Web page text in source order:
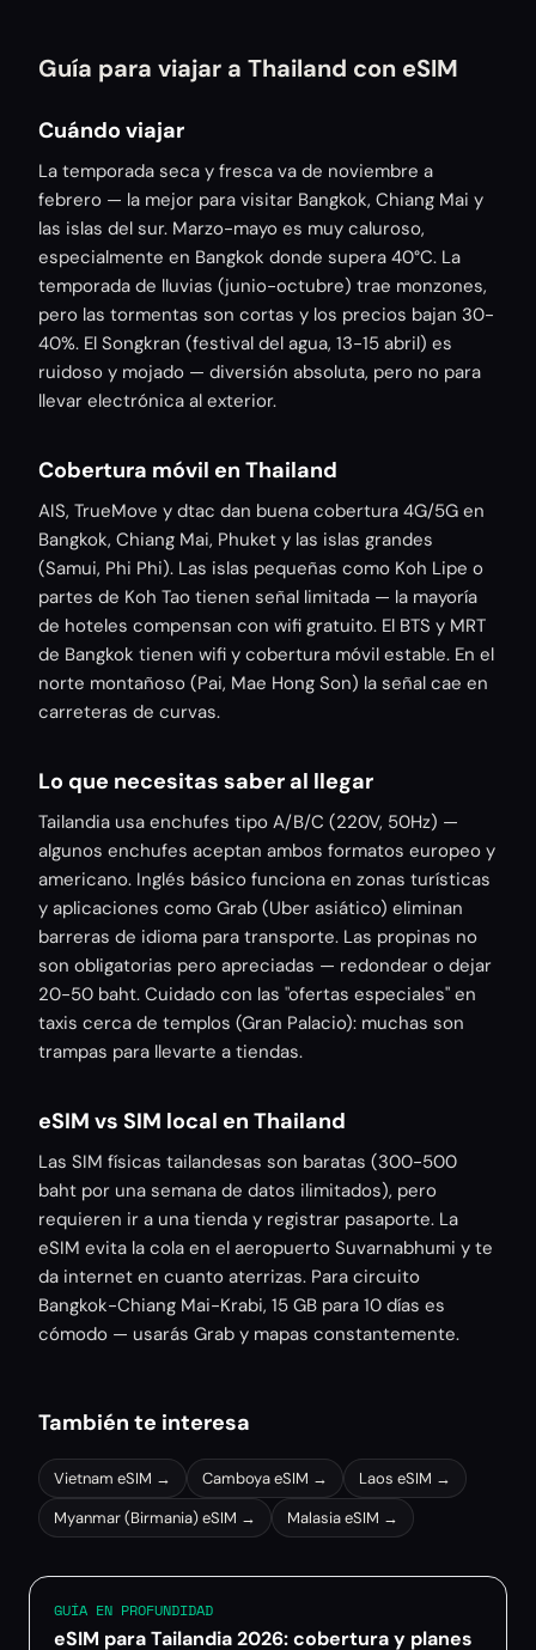
Guía para viajar a Thailand con eSIM
Cuándo viajar
La temporada seca y fresca va de noviembre a
febrero — la mejor para visitar Bangkok, Chiang Mai y
las islas del sur. Marzo-mayo es muy caluroso,
especialmente en Bangkok donde supera 40°C. La
temporada de lluvias (junio-octubre) trae monzones,
pero las tormentas son cortas y los precios bajan 30-
40%. El Songkran (festival del agua, 13-15 abril) es
ruidoso y mojado — diversión absoluta, pero no para
llevar electrónica al exterior.
Cobertura móvil en Thailand
AIS, TrueMove y dtac dan buena cobertura 4G/5G en
Bangkok, Chiang Mai, Phuket y las islas grandes
(Samui, Phi Phi). Las islas pequeñas como Koh Lipe o
partes de Koh Tao tienen señal limitada — la mayoría
de hoteles compensan con wifi gratuito. El BTS y MRT
de Bangkok tienen wifi y cobertura móvil estable. En el
norte montañoso (Pai, Mae Hong Son) la señal cae en
carreteras de curvas.
Lo que necesitas saber al llegar
Tailandia usa enchufes tipo A/B/C (220V, 50Hz) —
algunos enchufes aceptan ambos formatos europeo y
americano. Inglés básico funciona en zonas turísticas
y aplicaciones como Grab (Uber asiático) eliminan
barreras de idioma para transporte. Las propinas no
son obligatorias pero apreciadas — redondear o dejar
20-50 baht. Cuidado con las "ofertas especiales" en
taxis cerca de templos (Gran Palacio): muchas son
trampas para llevarte a tiendas.
eSIM vs SIM local en Thailand
Las SIM físicas tailandesas son baratas (300-500
baht por una semana de datos ilimitados), pero
requieren ir a una tienda y registrar pasaporte. La
eSIM evita la cola en el aeropuerto Suvarnabhumi y te
da internet en cuanto aterrizas. Para circuito
Bangkok-Chiang Mai-Krabi, 15 GB para 10 días es
cómodo — usarás Grab y mapas constantemente.
También te interesa
Vietnam eSIM → CamboyaeSIM → Laos eSIM →
Myanmar (Birmania)eSIM → MalasiaeSIM →
GUÍA EN PROFUNDIDAD
eSIM para Tailandia 2026: cobertura y planes